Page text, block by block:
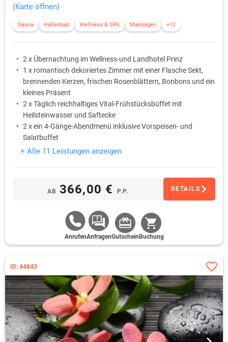
(Karte öffnen)
Sauna Hallenbad Wellness & SPA Massagen +12
2 x Übernachtung im Wellness-und Landhotel Prinz
1 x romantisch dekoriertes Zimmer mit einer Flasche Sekt,
brennenden Kerzen, frischen Rosenblättern, Bonbons und ein
kleines Präsent
2 x Täglich reichhaltiges Vital-Frühstücksbüffet mit
Heilsteinwasser und Saftecke
2 x ein 4-Gänge-Abendmenü inklusive Vorspeisen- und
Salatbuffet
Einmal eine entspannende Aromaölmassage. Dauer 30
+ Alle 11 Leistungen anzeigen
AB 366,00 € P.P. DETAILS
AnrufenAnfragenGutschein Buchung
ID: 44843